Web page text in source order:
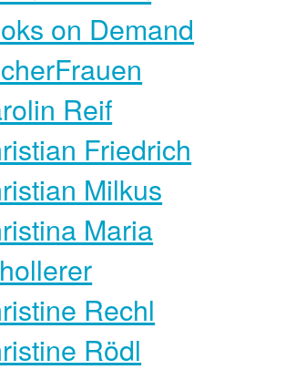
on Demand
Reif
Friedrich
Milkus
Maria
Rechl
Rödl